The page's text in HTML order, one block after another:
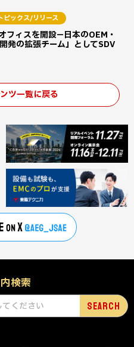
ィスを開設—日本のOEM・
発の拡張チーム」としてSDV
ピックス/リリース
ツ一覧に戻る
検索